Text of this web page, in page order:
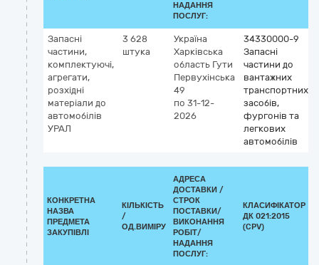
НАДАННЯ
ПОСЛУГ:
Запасні
частини,
комплектуючі,
агрегати,
розхідні
матеріали до
автомобілів
УРАЛ
3 628
штука
Україна
Харківська
область Гути
Первухінська
49
по 31-12-
2026
34330000-9
Запасні
частини до
вантажних
транспортних
засобів,
фургонів та
легкових
автомобілів
КОНКРЕТНА
НАЗВА
ПРЕДМЕТА
ЗАКУПІВЛІ
КІЛЬКІСТЬ
/
ОД.ВИМІРУ
АДРЕСА
ДОСТАВКИ /
СТРОК
ПОСТАВКИ/
ВИКОНАННЯ
РОБІТ/
НАДАННЯ
ПОСЛУГ:
КЛАСИФІКАТОР
ДК 021:2015
(CPV)